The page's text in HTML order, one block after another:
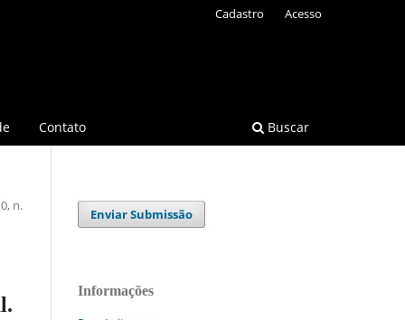
Contato Buscar
Cadastro Acesso
n.
Enviar Submissão
Informações